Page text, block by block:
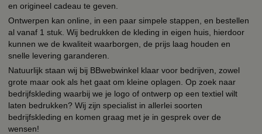
en origineel cadeau te geven.
Ontwerpen kan online, in een paar simpele stappen, en bestellen
al vanaf 1 stuk. Wij bedrukken de kleding in eigen huis, hierdoor
kunnen we de kwaliteit waarborgen, de prijs laag houden en
snelle levering garanderen.
Natuurlijk staan wij bij BBwebwinkel klaar voor bedrijven, zowel
grote maar ook als het gaat om kleine oplagen. Op zoek naar
bedrijfskleding waarbij we je logo of ontwerp op een textiel wilt
laten bedrukken? Wij zijn specialist in allerlei soorten
bedrijfskleding en komen graag met je in gesprek over de
wensen!